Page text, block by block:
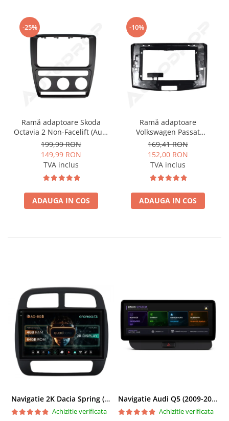
-25%
Ramă adaptoare Skoda
Octavia 2 Non-Facelift (Auto
A/C) 2004-2009 - fațetă
213×133 (RNS 510 / RCD
330), montaj dedicat
199,99 RON
149,99 RON
TVA inclus
ADAUGA IN COS
-10%
Ramă adaptoare
Volkswagen Passat
B6/B7/CC 2011-2015 -
navigație Android 10.1″,
montaj dedicat
169,41 RON
152,00 RON
TVA inclus
ADAUGA IN COS
Navigatie 2K Dacia Spring (2021- Prezent), Android, S-Quadcore / 4GB RAM + 64GB ROM, 9.5 Inch - AD-BGS90042K+AD-BGRKIT366V4s
Achizitie verificata
Navigatie Audi Q5 (2009-2017), Linux OS & OEM, MMI 3G, CarPlay & Android Auto Wireless, MirrorLink, Camera AHD, 12.3 Inch - AD-BGAALNXH+AD-BGRKITQ5002
Achizitie verificata